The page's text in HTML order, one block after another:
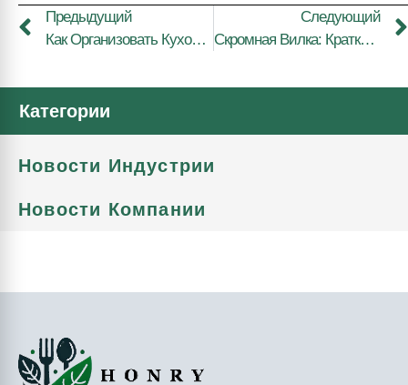
Категории
Новости Индустрии
Новости Компании
Предыдущий
Как Организовать Кухонные Принадлежности, Чтобы Не Было Беспорядка При Готовке
Следующий
Скромная Вилка: Краткая История И Ее Роль В Современной Кухне